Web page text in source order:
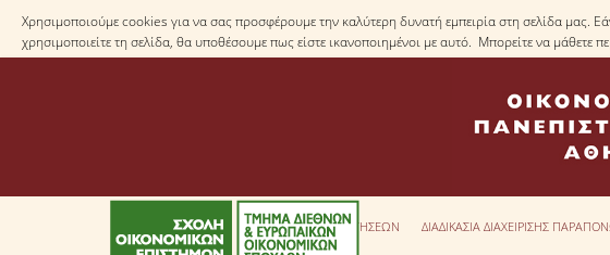
Χρησιμοποιούμε cookies για να σας προσφέρουμε την καλύτερη δυνατή εμπειρία στη σελίδα μας.
χρησιμοποιείτε τη σελίδα, θα υποθέσουμε πως είστε ικανοποιημένοι με αυτό. Μπορείτε να μάθετε
ΕΝΤΥΠΑ ΑΙΤΗΣΕΩΝ ΔΙΑΔΙΚΑΣΙΑ ΔΙΑΧΕΙΡΙΣΗΣ